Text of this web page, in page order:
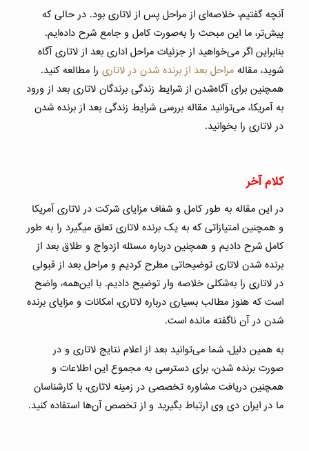
آنچه گفتیم، خلاصه‌ای از مراحل پس از لاتاری بود. در حالی که
پیش‌تر، ما این مبحث را به‌صورت کامل‌ و جامع شرح داده‌ایم.
بنابراین اگر می‌خواهید از جزئیات مراحل اداری بعد از لاتاری آگاه
شوید، مقاله مراحل بعد از برنده شدن در لاتاریرا مطالعه کنید.
همچنین برای آگاه‌شدن از شرایط زندگی برندگان لاتاری بعد از ورود
به آمریکا، می‌توانید مقاله بررسی شرایط زندگی بعد از برنده شدن
در لاتاری را بخوانید.
کلام آخر
در این مقاله به طور کامل و شفاف مزایای شرکت در لاتاری آمریکا
و همچنین امتیازاتی که به یک برنده لاتاری تعلق میگیرد را به طور
کامل شرح دادیم و همچنین درباره مسئله ازدواج و طلاق بعد از
برنده شدن لاتاری توضیحاتی مطرح کردیم و مراحل بعد از قبولی
در لاتاری را به‌شکلی خلاصه‌ وار توضیح دادیم. با این‌همه، واضح
است که هنوز مطالب بسیاری درباره لاتاری، امکانات و مزایای برنده
شدن در آن ناگفته مانده است.
به همین دلیل، شما می‌توانید بعد از اعلام نتایج لاتاری و در
صورت برنده شدن، برای دسترسی به مجموع این اطلاعات و
همچنین دریافت مشاوره تخصصی در زمینه لاتاری، با کارشناسان
ما در ایران دی وی ارتباط بگیرید و از تخصص آن‌ها استفاده کنید.